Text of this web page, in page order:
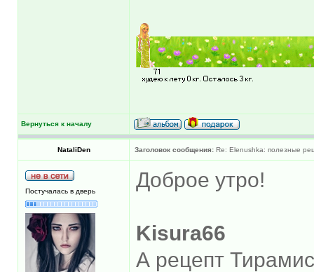
Вернуться к началу
NataliDen Заголовок сообщения: Re: Elenushka: полезные
Постучалась в дверь Доброе утро!
Kisura66
А рецепт